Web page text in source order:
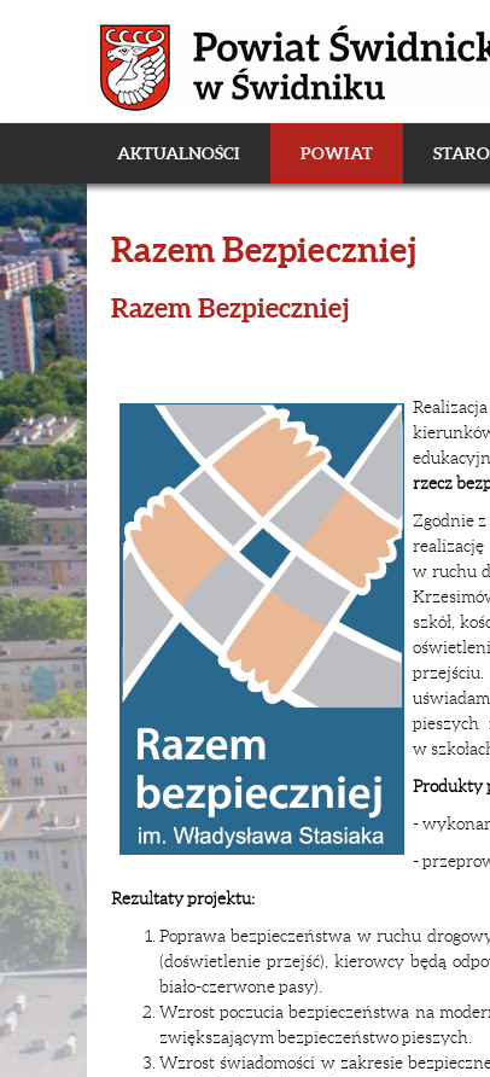
AKTUALNOŚCI POWIAT
Razem Bezpieczniej
Razem Bezpieczniej
rzecz
Zgodnie z
w ruchu
szkół,
pieszych
w
Produkty
-
-
Rezultaty projektu:
Poprawa bezpieczeństwa w ruchu
(doświetlenie przejść), kierowcy będą
biało-czerwone pasy).
Wzrost poczucia bezpieczeństwa na
zwiększającym bezpieczeństwo pieszych.
Wzrost świadomości w zakresie